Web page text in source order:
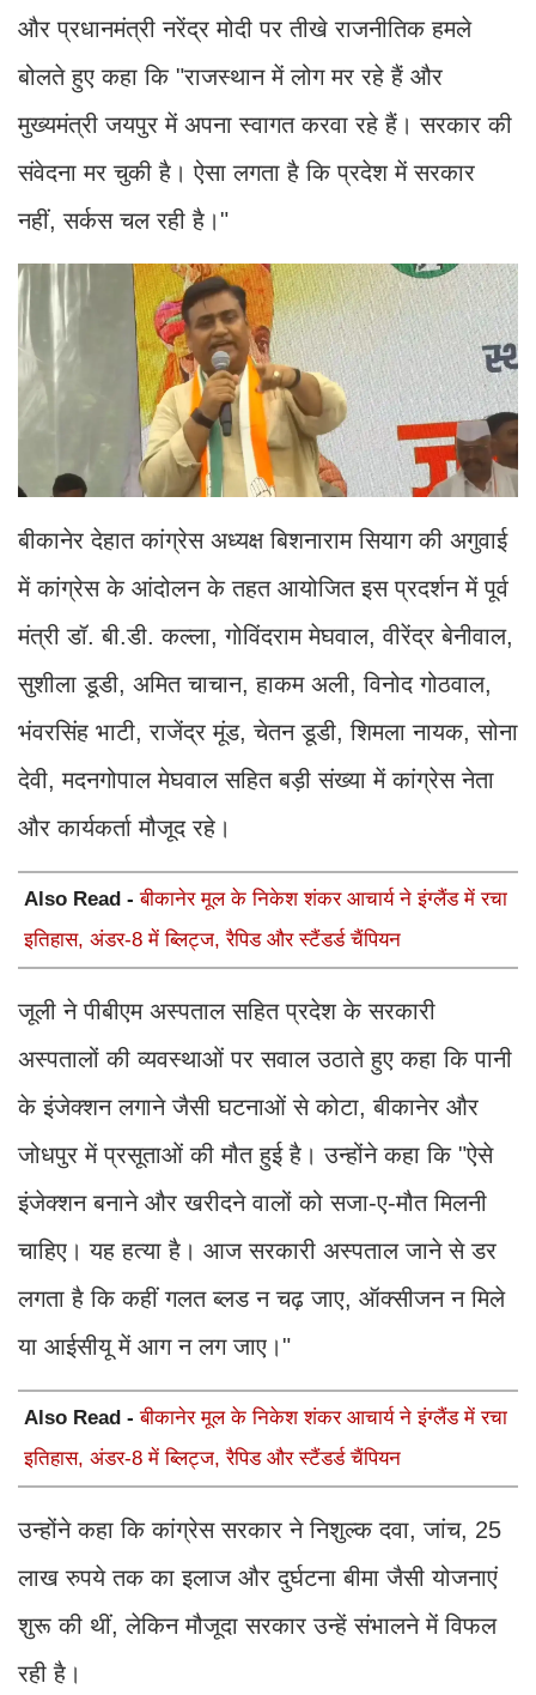
और प्रधानमंत्री नरेंद्र मोदी पर तीखे राजनीतिक हमले
बोलते हुए कहा कि "राजस्थान में लोग मर रहे हैं और
मुख्यमंत्री जयपुर में अपना स्वागत करवा रहे हैं। सरकार की
संवेदना मर चुकी है। ऐसा लगता है कि प्रदेश में सरकार
नहीं, सर्कस चल रही है।"
बीकानेर देहात कांग्रेस अध्यक्ष बिशनाराम सियाग की अगुवाई
में कांग्रेस के आंदोलन के तहत आयोजित इस प्रदर्शन में पूर्व
मंत्री डॉ. बी.डी. कल्ला, गोविंदराम मेघवाल, वीरेंद्र बेनीवाल,
सुशीला डूडी, अमित चाचान, हाकम अली, विनोद गोठवाल,
भंवरसिंह भाटी, राजेंद्र मूंड, चेतन डूडी, शिमला नायक, सोना
देवी, मदनगोपाल मेघवाल सहित बड़ी संख्या में कांग्रेस नेता
और कार्यकर्ता मौजूद रहे।
Also Read -बीकानेर मूल के निकेश शंकर आचार्य ने इंग्लैंड में रचा
इतिहास, अंडर-8 में ब्लिट्ज, रैपिड और स्टैंडर्ड चैंपियन
जूली ने पीबीएम अस्पताल सहित प्रदेश के सरकारी
अस्पतालों की व्यवस्थाओं पर सवाल उठाते हुए कहा कि पानी
के इंजेक्शन लगाने जैसी घटनाओं से कोटा, बीकानेर और
जोधपुर में प्रसूताओं की मौत हुई है। उन्होंने कहा कि "ऐसे
इंजेक्शन बनाने और खरीदने वालों को सजा-ए-मौत मिलनी
चाहिए। यह हत्या है। आज सरकारी अस्पताल जाने से डर
लगता है कि कहीं गलत ब्लड न चढ़ जाए, ऑक्सीजन न मिले
या आईसीयू में आग न लग जाए।"
Also Read -बीकानेर मूल के निकेश शंकर आचार्य ने इंग्लैंड में रचा
इतिहास, अंडर-8 में ब्लिट्ज, रैपिड और स्टैंडर्ड चैंपियन
उन्होंने कहा कि कांग्रेस सरकार ने निशुल्क दवा, जांच, 25
लाख रुपये तक का इलाज और दुर्घटना बीमा जैसी योजनाएं
शुरू की थीं, लेकिन मौजूदा सरकार उन्हें संभालने में विफल
रही है।